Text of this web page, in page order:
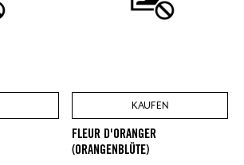
KAUFEN
FLEUR D'ORANGER
(ORANGENBLÜTE)